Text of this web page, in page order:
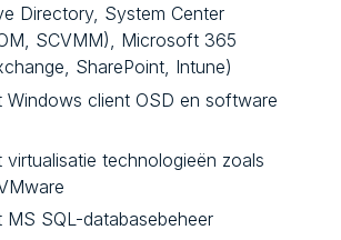
Directory, System Center
SCVMM), Microsoft 365
SharePoint, Intune)
Windows client OSD en software
virtualisatie technologieën zoals
MS SQL-databasebeheer